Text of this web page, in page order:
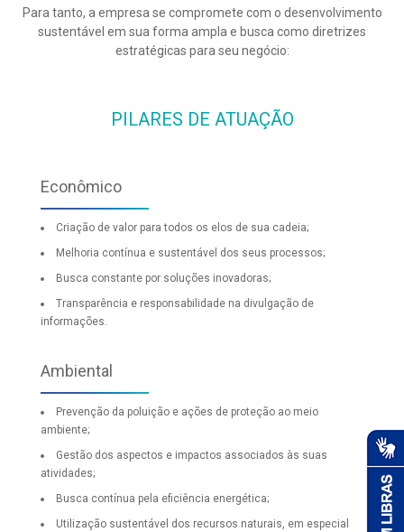
Para tanto, a empresa se compromete com o desenvolvimento
sustentável em sua forma ampla e busca como diretrizes
estratégicas para seu negócio:
PILARES DE ATUAÇÃO
Econômico
Criação de valor para todos os elos de sua cadeia;
Melhoria contínua e sustentável dos seus processos;
Busca constante por soluções inovadoras;
Transparência e responsabilidade na divulgação de
informações.
Ambiental
Prevenção da poluição e ações de proteção ao meio
ambiente;
Gestão dos aspectos e impactos associados às suas
atividades;
Busca contínua pela eficiência energética;
Utilização sustentável dos recursos naturais, em especial